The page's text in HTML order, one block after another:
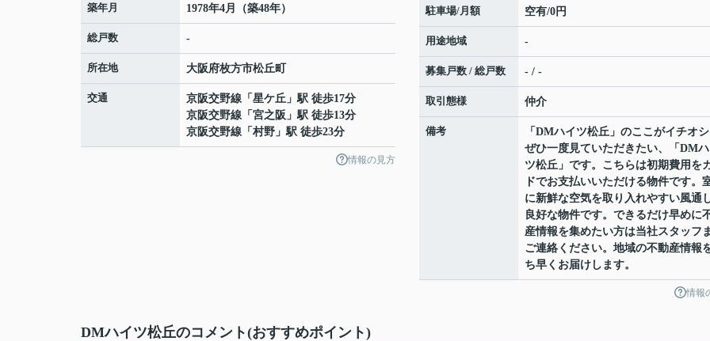
築年月 1978年4月（築48年）
総戸数 -
所在地 大阪府枚方市松丘町
交通 京阪交野線 「 星ケ丘 」駅 徒歩17分
京阪交野線 「 宮之阪 」駅 徒歩13分
京阪交野線 「 村野 」駅 徒歩23分
情報の見方
駐車場/月額 空有/0円
用途地域 -
募集戸数 / 総戸数 - / -
取引態様 仲介
備考
「DMハイツ松丘」のここがイチオ
ぜひ一度見ていただきたい、「DM
ツ松丘」です。こちらは初期費用を
ドでお支払いいただける物件です。
に新鮮な空気を取り入れやすい風通
良好な物件です。できるだけ早めに
産情報を集めたい方は当社スタッフ
ご連絡ください。地域の不動産情報
ち早くお届けします。
情報
DMハイツ松丘のコメント(おすすめポイント)